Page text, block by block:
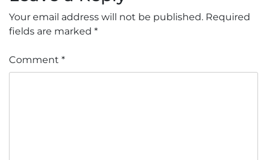
Your email address will not be published. Required
fields are marked *
Comment *